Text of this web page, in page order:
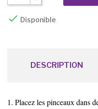
 Disponible
DESCRIPTION
1. Placez les pinceaux dans